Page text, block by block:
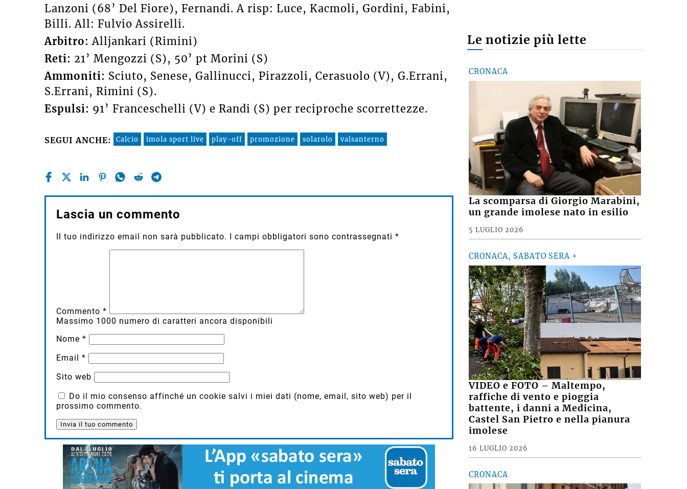
Lanzoni (68’ Del Fiore), Fernandi. A risp: Luce, Kacmoli, Gordini, Fabini,
Billi. All: Fulvio Assirelli.
Arbitro: Alljankari (Rimini)
Reti: 21’ Mengozzi (S), 50’ pt Morini (S)
Ammoniti: Sciuto, Senese, Gallinucci, Pirazzoli, Cerasuolo (V), G.Errani,
S.Errani, Rimini (S).
Espulsi: 91’ Franceschelli (V) e Randi (S) per reciproche scorrettezze.
SEGUI ANCHE: Calcio imola sport live play-off promozione solarolo valsanterno
Lascia un commento
Il tuo indirizzo email non sarà pubblicato. I campi obbligatori sono contrassegnati *
Commento *
Massimo 1000 numero di caratteri ancora disponibili
Nome *
Email *
Sito web
Do il mio consenso affinché un cookie salvi i miei dati (nome, email, sito web) per il
prossimo commento.
Le notizie più lette
CRONACA
La scomparsa di Giorgio Marabini,
un grande imolese nato in esilio
5 LUGLIO 2026
CRONACA, SABATO SERA +
VIDEO e FOTO – Maltempo,
raffiche di vento e pioggia
battente, i danni a Medicina,
Castel San Pietro e nella pianura
imolese
16 LUGLIO 2026
CRONACA